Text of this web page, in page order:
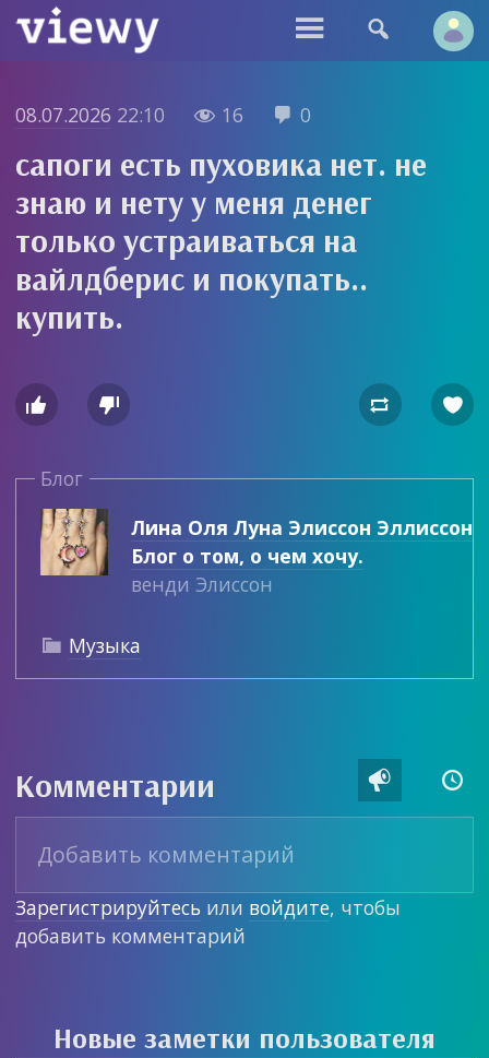
 
08.07.2026 22:10  16  0
сапоги есть пуховика нет. не
знаю и нету у меня денег
только устраиваться на
вайлдберис и покупать..
купить.
   
Блог
Лина Оля Луна Элиссон Эллиссон
Блог о том, о чем хочу.
венди Элиссон
 Музыка
Комментарии  
Зарегистрируйтесь или войдите, чтобы
добавить комментарий
Новые заметки пользователя